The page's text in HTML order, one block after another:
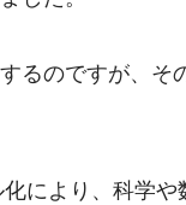
るのですが、そ
により、科学や